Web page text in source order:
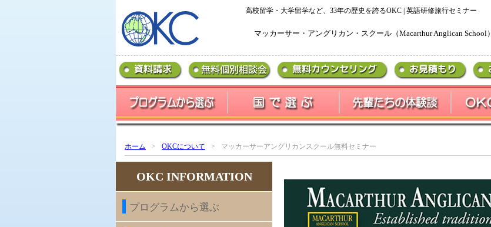
高校留学・大学留学など、33年の歴史を誇るOKC | 英語研修旅行セミナー
マッカーサー・アングリカン・スクール（Macarthur Anglican School）
ホーム > OKCについて > マッカーサーアングリカンスクール無料セミナー
OKC INFORMATION
プログラムから選ぶ